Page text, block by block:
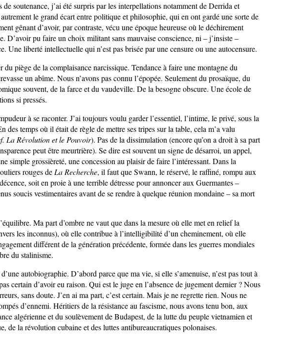
de soutenance, j’ai été surpris par les interpellations notamment de Derrida et
le grand écart entre politique et philosophie, qui en ont gardé une sorte de
gênant d’avoir, par contraste, vécu une époque heureuse où le déchirement
D’avoir pu faire un choix militant sans mauvaise conscience, ni – j’insiste –
Une liberté intellectuelle qui n’est pas brisée par une censure ou une autocensure.
du piège de la complaisance narcissique. Tendance à faire une montagne du
un abîme. Nous n’avons pas connu l’épopée. Seulement du prosaïque, du
souvent, de la farce et du vaudeville. De la besogne obscure. Une école de
si pressés.
à se raconter. J’ai toujours voulu garder l’essentiel, l’intime, le privé, sous la
des temps où il était de règle de mettre ses tripes sur la table, cela m’a valu
La Révolution et le Pouvoir). Pas de la dissimulation (encore qu’on a droit à sa part
peut être meurtrière). Se dire est souvent un signe de désarroi, un appel,
simple grossièreté, une concession au plaisir de faire l’intéressant. Dans la
rouges de La Recherche, il faut que Swann, le réservé, le raffiné, rompu aux
soit en proie à une terrible détresse pour annoncer aux Guermantes –
soucis vestimentaires avant de se rendre à quelque réunion mondaine – sa mort
Ma part d’ombre ne vaut que dans la mesure où elle met en relief la
les inconnus), où elle contribue à l’intelligibilité d’un cheminement, où elle
différent de la génération précédente, formée dans les guerres mondiales
du stalinisme.
autobiographie. D’abord parce que ma vie, si elle s’amenuise, n’est pas tout à
certain d’avoir eu raison. Qui est le juge en l’absence de jugement dernier ? Nous
sans doute. J’en ai ma part, c’est certain. Mais je ne regrette rien. Nous ne
d’ennemi. Héritiers de la résistance au fascisme, nous avons tenu bon, aux
algérienne et du soulèvement de Budapest, de la lutte du peuple vietnamien et
de la révolution cubaine et des luttes antibureaucratiques polonaises.